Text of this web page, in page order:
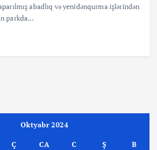
abadlıq və yenidənqurma işlərindən
parkda…
Oktyabr 2024
Ç CA C Ş
B